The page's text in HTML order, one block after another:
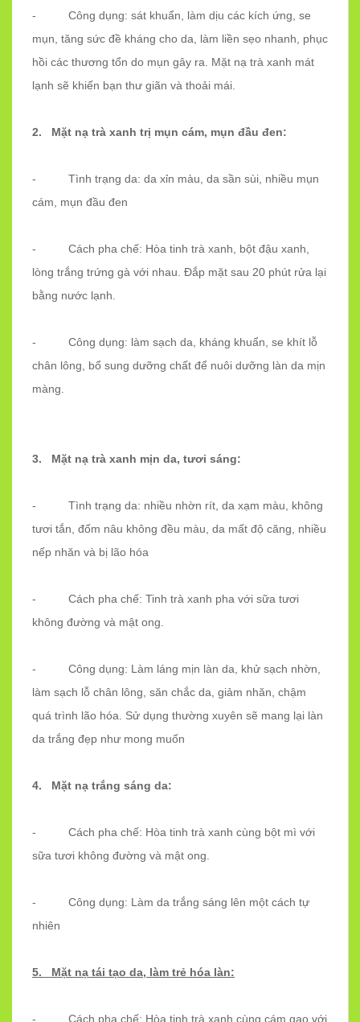
- Công dụng: sát khuẩn, làm dịu các kích ứng, se
mụn, tăng sức đề kháng cho da, làm liền sẹo nhanh, phục
hồi các thương tổn do mụn gây ra. Mặt nạ trà xanh mát
lạnh sẽ khiến bạn thư giãn và thoải mái.
2. Mặt nạ trà xanh trị mụn cám, mụn đầu đen:
- Tình trạng da: da xỉn màu, da sần sùi, nhiều mụn
cám, mụn đầu đen
- Cách pha chế: Hòa tinh trà xanh, bột đậu xanh,
lòng trắng trứng gà với nhau. Đắp mặt sau 20 phút rửa lại
bằng nước lạnh.
- Công dụng: làm sạch da, kháng khuẩn, se khít lỗ
chân lông, bổ sung dưỡng chất để nuôi dưỡng làn da mịn
màng.
3. Mặt nạ trà xanh mịn da, tươi sáng:
- Tình trạng da: nhiều nhờn rít, da xạm màu, không
tươi tắn, đốm nâu không đều màu, da mất độ căng, nhiều
nếp nhăn và bị lão hóa
- Cách pha chế: Tinh trà xanh pha với sữa tươi
không đường và mật ong.
- Công dụng: Làm láng mịn làn da, khử sạch nhờn,
làm sạch lỗ chân lông, săn chắc da, giảm nhăn, chậm
quá trình lão hóa. Sử dụng thường xuyên sẽ mang lại làn
da trắng đẹp như mong muốn
4. Mặt nạ trắng sáng da:
- Cách pha chế: Hòa tinh trà xanh cùng bột mì với
sữa tươi không đường và mật ong.
- Công dụng: Làm da trắng sáng lên một cách tự
nhiên
5. Mặt nạ tái tạo da, làm trẻ hóa làn:
- Cách pha chế: Hòa tinh trà xanh cùng cám gạo với